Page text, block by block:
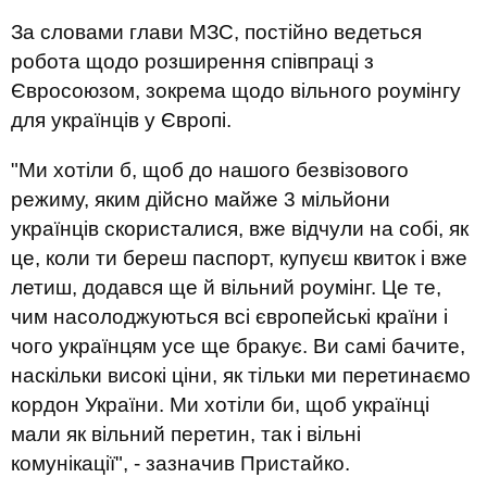
За словами глави МЗС, постійно ведеться
робота щодо розширення співпраці з
Євросоюзом, зокрема щодо вільного роумінгу
для українців у Європі.
"Ми хотіли б, щоб до нашого безвізового
режиму, яким дійсно майже 3 мільйони
українців скористалися, вже відчули на собі, як
це, коли ти береш паспорт, купуєш квиток і вже
летиш, додався ще й вільний роумінг. Це те,
чим насолоджуються всі європейські країни і
чого українцям усе ще бракує. Ви самі бачите,
наскільки високі ціни, як тільки ми перетинаємо
кордон України. Ми хотіли би, щоб українці
мали як вільний перетин, так і вільні
комунікації", - зазначив Пристайко.